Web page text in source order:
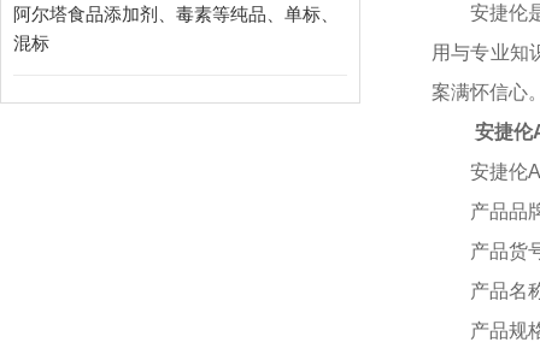
阿尔塔食品添加剂、毒素等纯品、单标、
混标
安捷伦
用与专业知
案满怀信心
安捷伦
安捷伦
产品品
产品货
产品名
产品规